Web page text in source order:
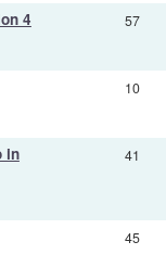
4 57
10
in 41
45